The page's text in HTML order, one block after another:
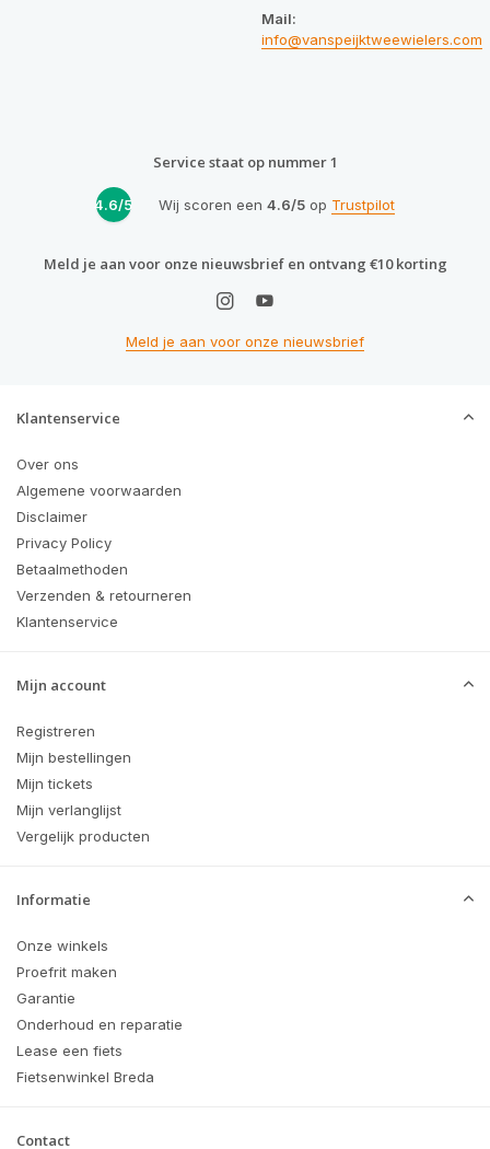
Mail:
info@vanspeijktweewielers.com
Service staat op nummer 1
4.6/5 Wij scoren een 4.6/5op Trustpilot
Meld je aan voor onze nieuwsbrief en ontvang €10 korting
Meld je aan voor onze nieuwsbrief
Klantenservice
Over ons
Algemene voorwaarden
Disclaimer
Privacy Policy
Betaalmethoden
Verzenden & retourneren
Klantenservice
Mijn account
Registreren
Mijn bestellingen
Mijn tickets
Mijn verlanglijst
Vergelijk producten
Informatie
Onze winkels
Proefrit maken
Garantie
Onderhoud en reparatie
Lease een fiets
Fietsenwinkel Breda
Contact